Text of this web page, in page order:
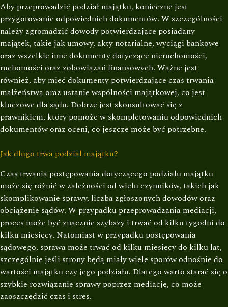
Aby przeprowadzić podział majątku, konieczne jest
przygotowanie odpowiednich dokumentów. W szczególności
należy zgromadzić dowody potwierdzające posiadany
majątek, takie jak umowy, akty notarialne, wyciągi bankowe
oraz wszelkie inne dokumenty dotyczące nieruchomości,
ruchomości oraz zobowiązań finansowych. Ważne jest
również, aby mieć dokumenty potwierdzające czas trwania
małżeństwa oraz ustanie wspólności majątkowej, co jest
kluczowe dla sądu. Dobrze jest skonsultować się z
prawnikiem, który pomoże w skompletowaniu odpowiednich
dokumentów oraz oceni, co jeszcze może być potrzebne.
Jak długo trwa podział majątku?
Czas trwania postępowania dotyczącego podziału majątku
może się różnić w zależności od wielu czynników, takich jak
skomplikowanie sprawy, liczba zgłoszonych dowodów oraz
obciążenie sądów. W przypadku przeprowadzania mediacji,
proces może być znacznie szybszy i trwać od kilku tygodni do
kilku miesięcy. Natomiast w przypadku postępowania
sądowego, sprawa może trwać od kilku miesięcy do kilku lat,
szczególnie jeśli strony będą miały wiele sporów odnośnie do
wartości majątku czy jego podziału. Dlatego warto starać się o
szybkie rozwiązanie sprawy poprzez mediację, co może
zaoszczędzić czas i stres.